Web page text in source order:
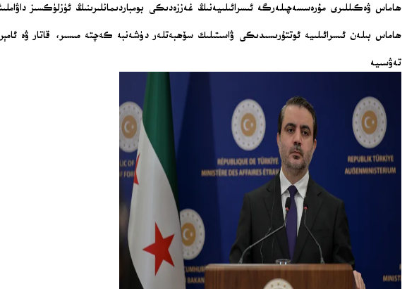
ھاماس ۋەكىللىرى مۇرەسسەچىلەرگە ئىسرائىلىيەنىڭ غەززەدىكى بومباردىمانلىرىنىڭ ئۈزلۈكسىز
ھاماس بىلەن ئىسرائىلىيە ئوتتۇرىسىدىكى ۋاسىتىلىك سۆھبەتلەر دۈشەنبە كەچتە مىسىر، قاتار ۋە
تەۋسىيە